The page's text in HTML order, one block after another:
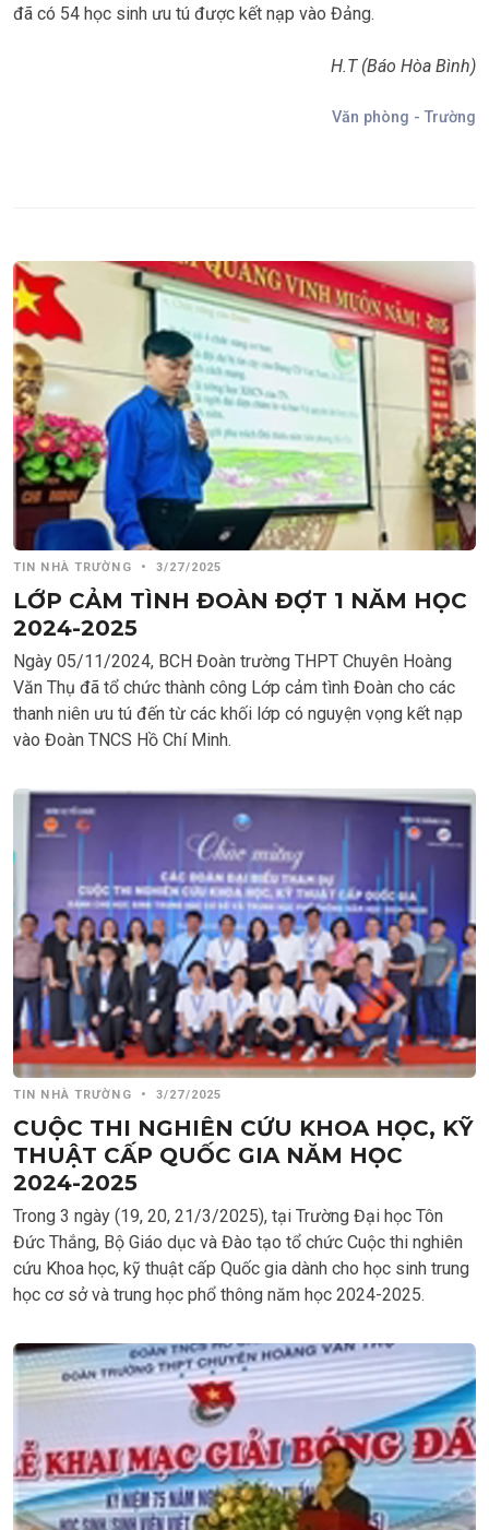
đã có 54 học sinh ưu tú được kết nạp vào Đảng.
H.T (Báo Hòa Bình)
Văn phòng - Trường
TIN NHÀ TRƯỜNG • 3/27/2025
LỚP CẢM TÌNH ĐOÀN ĐỢT 1 NĂM HỌC
2024-2025
Ngày 05/11/2024, BCH Đoàn trường THPT Chuyên Hoàng
Văn Thụ đã tổ chức thành công Lớp cảm tình Đoàn cho các
thanh niên ưu tú đến từ các khối lớp có nguyện vọng kết nạp
vào Đoàn TNCS Hồ Chí Minh.
TIN NHÀ TRƯỜNG • 3/27/2025
CUỘC THI NGHIÊN CỨU KHOA HỌC, KỸ
THUẬT CẤP QUỐC GIA NĂM HỌC
2024-2025
Trong 3 ngày (19, 20, 21/3/2025), tại Trường Đại học Tôn
Đức Thắng, Bộ Giáo dục và Đào tạo tổ chức Cuộc thi nghiên
cứu Khoa học, kỹ thuật cấp Quốc gia dành cho học sinh trung
học cơ sở và trung học phổ thông năm học 2024-2025.